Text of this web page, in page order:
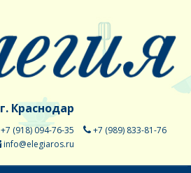
г. Краснодар
+7 (918) 094-76-35
+7 (989) 833-81-76
info@elegiaros.ru